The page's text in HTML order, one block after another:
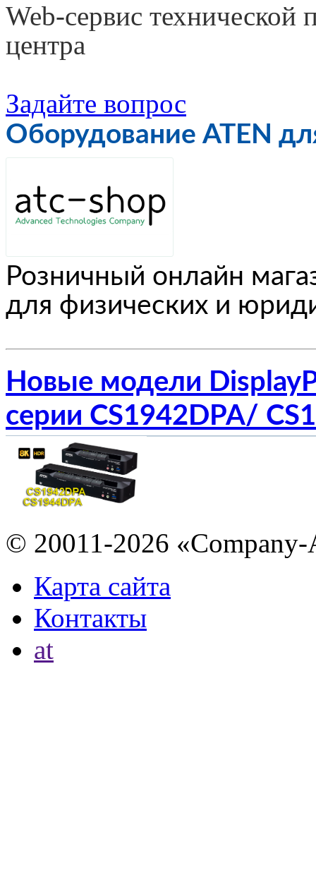
Web-сервис технической
центра
Задайте вопрос
Оборудование ATEN
Розничный онлайн
для физических и
Новые модели
серии CS1942DPA/
© 20011-2026
Карта сайта
Контакты
at